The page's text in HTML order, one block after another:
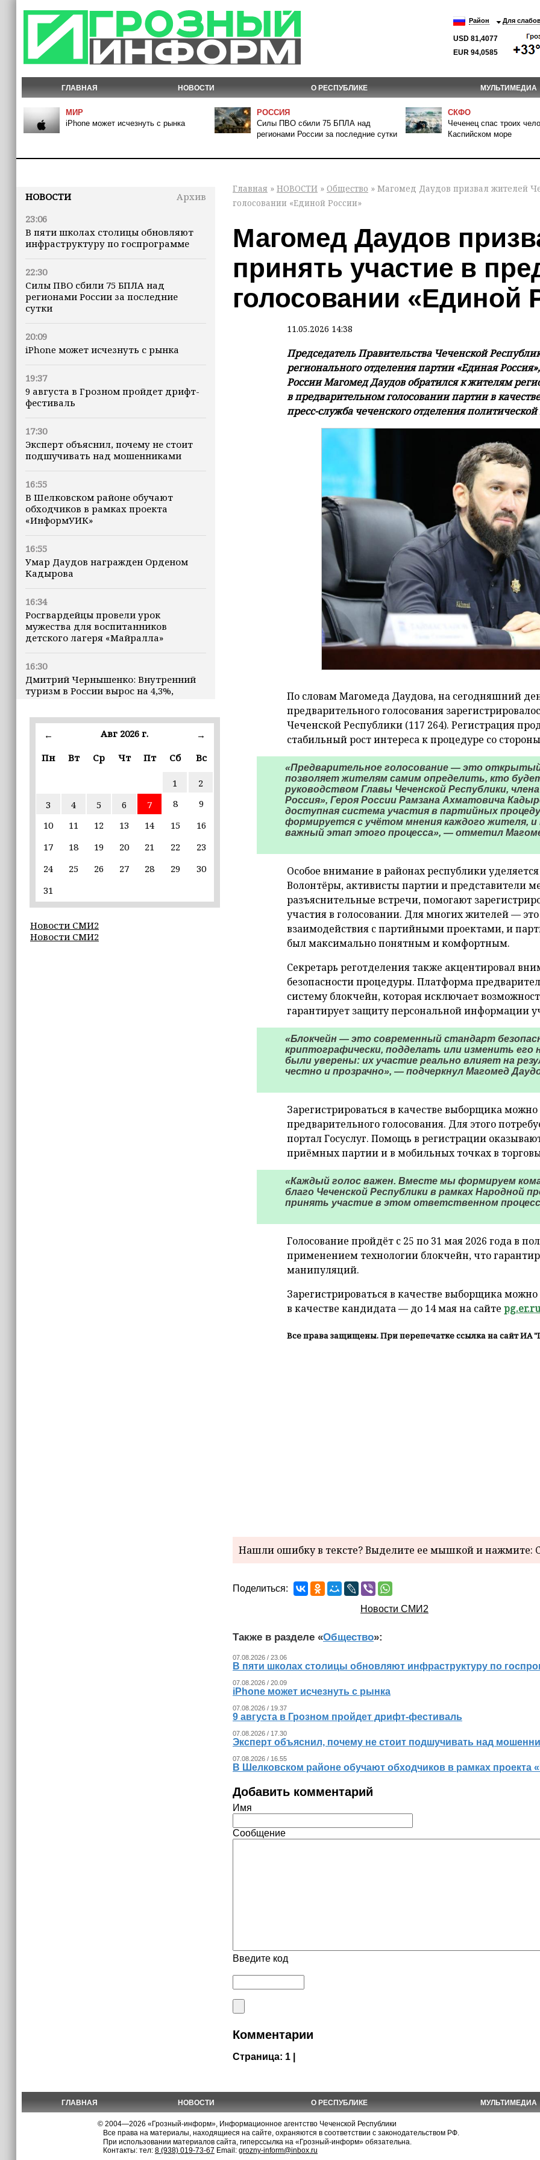
Район Для
USD 81,4077
EUR 94,0585
ГЛАВНАЯ НОВОСТИ О РЕСПУБЛИКЕ МУЛЬТИМЕДИА
МИР
iPhone может исчезнуть с рынка
РОССИЯ
Силы ПВО сбили 75 БПЛА над
регионами России за последние сутки
СКФО
Чеченец спас троих
Каспийском море
НОВОСТИ
Архив
23:06
В пяти школах столицы обновляют
инфраструктуру по госпрограмме
22:30
Силы ПВО сбили 75 БПЛА над
регионами России за последние
сутки
20:09
iPhone может исчезнуть с рынка
19:37
9 августа в Грозном пройдет дрифт-
фестиваль
17:30
Эксперт объяснил, почему не стоит
подшучивать над мошенниками
16:55
В Шелковском районе обучают
обходчиков в рамках проекта
«ИнформУИК»
16:55
Умар Даудов награжден Орденом
Кадырова
16:34
Росгвардейцы провели урок
мужества для воспитанников
детского лагеря «Майралла»
16:30
Дмитрий Чернышенко: Внутренний
туризм в России вырос на 4,3%,
выделено 505 млн рублей
пострадавшим от паводков
Политик заявил, что цель «Госулуг»
— стать большой
соцмедиаплатформой
Избирательные участки Шатоя
избирателей
15:02
Турция, Саудовская Аравия и
← Авг 2026 г.
→
Пн
Вт Ср Чт Пт Сб Вс
1
2
3
4 5 6 7 8
9
10
11 12 13 14 15
16
17
18 19 20 21 22
23
24
25 26 27 28 29
30
31
Новости СМИ2
Новости СМИ2
Главная » НОВОСТИ » Общество » Магомед Даудов призвал жителей
голосовании «Единой России»
Магомед Даудов
принять участие в
голосовании «Единой
11.05.2026 14:38
Председатель Правительства Чеченской
регионального отделения партии «Единая
России Магомед Даудов обратился к жителям
в предварительном голосовании партии в
пресс-служба чеченского отделения
По словам Магомеда Даудова, на сегодняшний
предварительного голосования
Чеченской Республики (117 264). Регистрация
стабильный рост интереса к процедуре со
«Предварительное голосование — это
позволяет жителям самим определить, кто
руководством Главы Чеченской Республики,
Россия», Героя России Рамзана Ахматовича
доступная система участия в партийных
формируется с учётом мнения каждого жителя,
важный этап этого процесса», — отметил
Особое внимание в районах республики
Волонтёры, активисты партии и представители
разъяснительные встречи, помогают
участия в голосовании. Для многих жителей —
взаимодействия с партийными проектами, и
был максимально понятным и комфортным.
Секретарь реготделения также акцентировал
безопасности процедуры. Платформа
систему блокчейн, которая исключает
гарантирует защиту персональной информации
«Блокчейн — это современный стандарт
криптографически, подделать или изменить
были уверены: их участие реально влияет на
честно и прозрачно», — подчеркнул Магомед
Зарегистрироваться в качестве выборщика
предварительного голосования. Для этого
портал Госуслуг. Помощь в регистрации
приёмных партии и в мобильных точках в
«Каждый голос важен. Вместе мы формируем
благо Чеченской Республики в рамках Народной
принять участие в этом ответственном
Голосование пройдёт с 25 по 31 мая 2026 года в
применением технологии блокчейн, что
манипуляций.
Зарегистрироваться в качестве выборщика
в качестве кандидата — до 14 мая на сайте
Все права защищены. При перепечатке ссылка на сайт ИА
Нашли ошибку в тексте? Выделите ее мышкой и нажмите:
Поделиться:
Новости СМИ2
Также в разделе «Общество»:
07.08.2026 / 23.06
В пяти школах столицы обновляют инфраструктуру по
07.08.2026 / 20.09
iPhone может исчезнуть с рынка
07.08.2026 / 19.37
9 августа в Грозном пройдет дрифт-фестиваль
07.08.2026 / 17.30
Эксперт объяснил, почему не стоит подшучивать над
07.08.2026 / 16.55
В Шелковском районе обучают обходчиков в рамках
Добавить комментарий
Имя
Сообщение
Введите код
Комментарии
Страница: 1 |
ГЛАВНАЯ НОВОСТИ О РЕСПУБЛИКЕ МУЛЬТИМЕДИА
© 2004—2026 «Грозный-информ», Информационное агентство Чеченской Республики
Все права на материалы, находящиеся на сайте, охраняются в соответствии с законодательством РФ.
При использовании материалов сайта, гиперссылка на «Грозный-информ» обязательна.
Контакты: тел: 8 (938) 019-73-67 Email: grozny-inform@inbox.ru